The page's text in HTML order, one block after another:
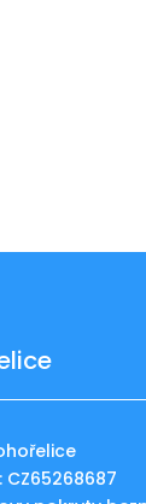
CZ65268687